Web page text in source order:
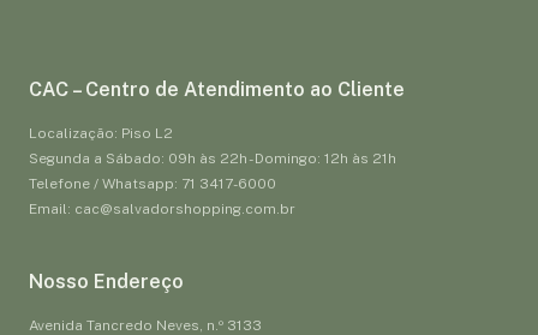
CAC – Centro de Atendimento ao Cliente
Localização: Piso L2
Segunda a Sábado: 09h às 22h - Domingo: 12h às 21h
Telefone / Whatsapp: 71 3417-6000
Email: cac@salvadorshopping.com.br
Nosso Endereço
Avenida Tancredo Neves, n.º 3133